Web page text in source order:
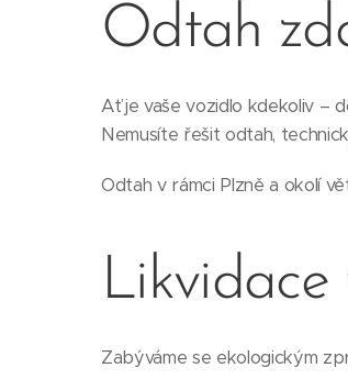
Odtah
Ať je vaše vozidlo kdekoliv –
Nemusíte řešit odtah,
Odtah v rámci Plzně a okolí
Likvidace
Zabýváme se ekologickým